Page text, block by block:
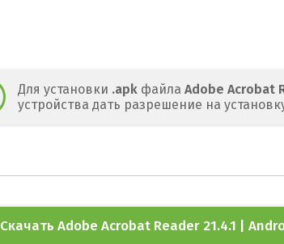
Для установки .apk файла Adobe Acrobat
устройства дать разрешение на
Скачать Adobe Acrobat Reader 21.4.1 |